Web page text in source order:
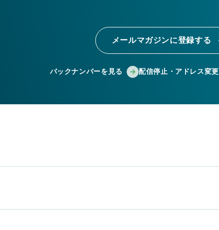
メールマガジンに登録する
バックナンバーを見る 配信停止・アドレス変更